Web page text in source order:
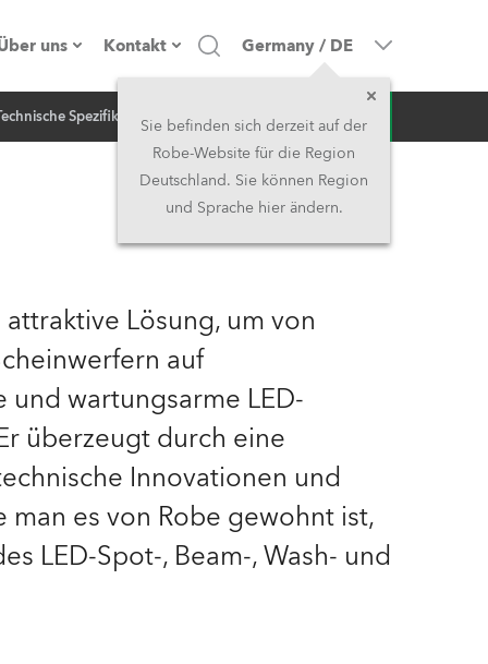
uns
Firmenprofil
Made in the EU
Kariéra (CZ)
Rechtliches
Kontakt
Hauptsitz
Hauptsitz & Werk
Mittlerer Osten
Asien & Pazifikregion
Vereinigtes Königreich und
Irland
Deutschland
Germany / DE
Sie befinden sich derzeit auf der
Robe-Website für die Region
Deutschland. Sie können Region
und Sprache hier ändern.
Spezifikation NEWS Anfrage
Lösung, um von
auf
wartungsarme LED-
überzeugt durch eine
Innovationen und
es von Robe gewohnt ist,
LED-Spot-, Beam-, Wash- und